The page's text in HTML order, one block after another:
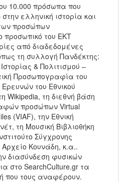
10.000 πρόσωπα που
ελληνική ιστορία και
προσώπων
προσωπικό του ΕΚΤ
από διαδεδομένες
τη συλλογή Πανδέκτης:
& Πολιτισμού –
Προσωπογραφία του
Ερευνών του Εθνικού
Wikipedia, τη διεθνή βάση
προσώπων Virtual
(VIAF), την Εθνική
τη Μουσική Βιβλιοθήκη
Σύγχρονης
Κουνάδη, κ.α..
διασύνδεση φυσικών
στο SearchCulture.gr τα
που τους αναφέρουν.